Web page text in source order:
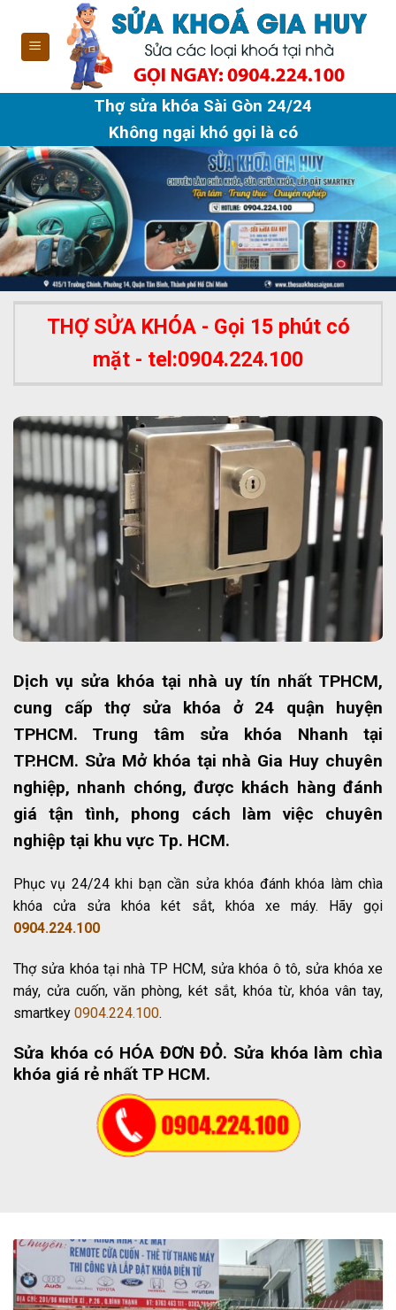
content
Thợ sửa khóa Sài Gòn 24/24
Không ngại khó gọi là có
Dịch vụ sửa khóa tại nhà uy tín nhất TPHCM,
cung cấp thợ sửa khóa ở 24 quận huyện
TPHCM. Trung tâm sửa khóa Nhanh tại
TP.HCM. Sửa Mở khóa tại nhà Gia Huy chuyên
nghiệp, nhanh chóng, được khách hàng đánh
giá tận tình, phong cách làm việc chuyên
nghiệp tại khu vực Tp. HCM.
Phục vụ 24/24 khi bạn cần sửa khóa đánh khóa làm chìa
khóa cửa sửa khóa két sắt, khóa xe máy. Hãy gọi
0904.224.100
Thợ sửa khóa tại nhà TP HCM, sửa khóa ô tô, sửa khóa xe
máy, cửa cuốn, văn phòng, két sắt, khóa từ, khóa vân tay,
smartkey 0904.224.100.
Sửa khóa có HÓA ĐƠN ĐỎ. Sửa khóa làm chìa
khóa giá rẻ nhất TP HCM.
THỢ SỬA KHÓA - Gọi 15 phút có
mặt - tel:0904.224.100